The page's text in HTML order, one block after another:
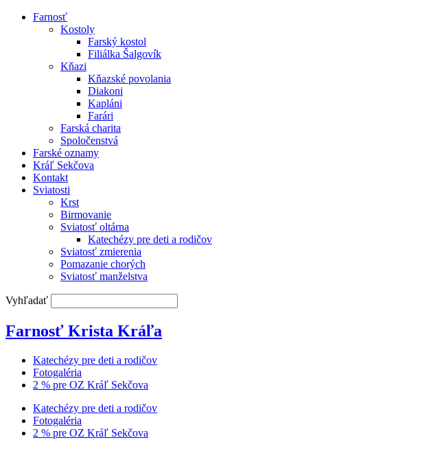
Farnosť
Kostoly
Farský kostol
Filiálka Šalgovík
Kňazi
Kňazské povolania
Diakoni
Kapláni
Farári
Farská charita
Spoločenstvá
Farské oznamy
Kráľ Sekčova
Kontakt
Sviatosti
Krst
Birmovanie
Sviatosť oltárna
Katechézy pre deti a rodičov
Sviatosť zmierenia
Pomazanie chorých
Sviatosť manželstva
Vyhľadať
Farnosť Krista Kráľa
Katechézy pre deti a rodičov
Fotogaléria
2 % pre OZ Kráľ Sekčova
Katechézy pre deti a rodičov
Fotogaléria
2 % pre OZ Kráľ Sekčova